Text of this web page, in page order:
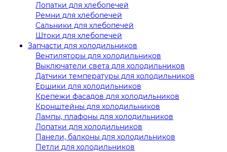
Лопатки для хлебопечей
Ремни для хлебопечей
Сальники для хлебопечей
Штоки для хлебопечей
Запчасти для холодильников
Вентиляторы для холодильников
Выключатели света для холодильников
Датчики температуры для холодильников
Ершики для холодильников
Крепежи фасадов для холодильников
Кронштейны для холодильников
Лампы, плафоны для холодильников
Лопатки для холодильников
Панели, балконы для холодильников
Петли для холодильников